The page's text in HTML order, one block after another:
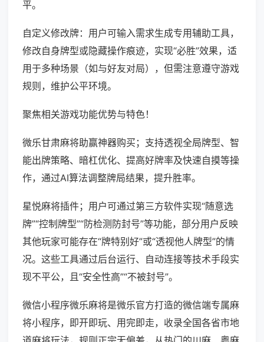
平。
自定义修改牌：用户可输入需求生成专用辅助工具，
修改自身牌型或隐藏操作痕迹，实现“必胜”效果，适
用于多种场景（如与好友对局），但需注意遵守游戏
规则，维护公平环境。
聚焦相关游戏功能优势与特色！
微乐甘肃麻将助赢神器购买；支持透视全局牌型、智
能出牌策略、暗杠优化、提高好牌率及快速自摸等操
作，通过AI算法调整牌局结果，提升胜率。
星悦麻将插件；用户可通过第三方软件实现“随意选
牌”“控制牌型”“防检测防封号”等功能，部分用户反映
其他玩家可能存在“牌特别好”或“透视他人牌型”的情
况。这些工具通过后台运行、自动连接等技术手段实
现不平公，且“安全性高”“不被封号”。
微信小程序微乐麻将是微乐官方打造的微信端专属麻
将小程序，即开即玩、用完即走，收录全国各省市地